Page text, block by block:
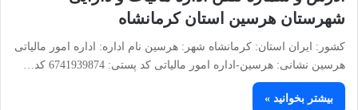
شهرستان هرسین استان کرمانشاه
کشور: ایران استان: کرمانشاه شهر: هرسین نام اداره: اداره امور مالیاتی
هرسین نشانی: هرسین-اداره امور مالیاتی کد پستی: 6741939874 کد…
بیشتر بخوانید »